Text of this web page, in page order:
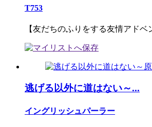
T753
【友だちのふりをする友情アドベ
逃げる以外に道はない～...
イングリッシュパーラー